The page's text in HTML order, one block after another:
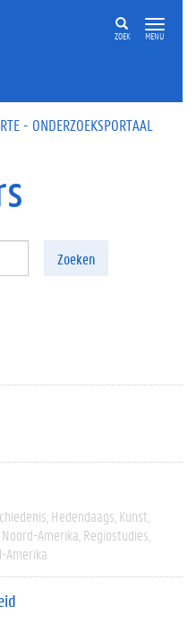
ZOEK MENU
- ONDERZOEKSPORTAAL
Zoeken
Hedendaags Kunst
Noord-Amerika Regiostudies
Amerika